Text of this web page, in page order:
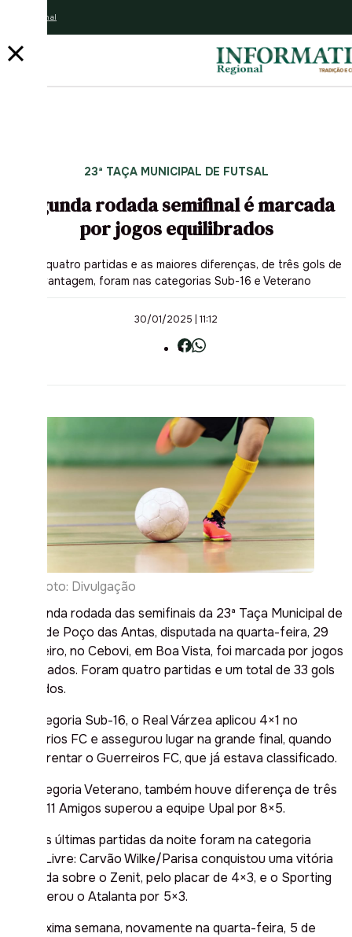
Assine o jornal
23ª TAÇA MUNICIPAL DE FUTSAL
Segunda rodada semifinal é marcada
por jogos equilibrados
Foram quatro partidas e as maiores diferenças, de três gols de
vantagem, foram nas categorias Sub-16 e Veterano
30/01/2025 | 11:12
Foto: Divulgação
A segunda rodada das semifinais da 23ª Taça Municipal de
Futsal de Poço das Antas, disputada na quarta-feira, 29
de janeiro, no Cebovi, em Boa Vista, foi marcada por jogos
equilibrados. Foram quatro partidas e um total de 33 gols
marcados.
Na categoria Sub-16, o Real Várzea aplicou 4×1 no
Milionários FC e assegurou lugar na grande final, quando
vai enfrentar o Guerreiros FC, que já estava classificado.
Na categoria Veterano, também houve diferença de três
gols: o 11 Amigos superou a equipe Upal por 8×5.
As duas últimas partidas da noite foram na categoria
Força Livre: Carvão Wilke/Parisa conquistou uma vitória
apertada sobre o Zenit, pelo placar de 4×3, e o Sporting
FC superou o Atalanta por 5×3.
Na próxima semana, novamente na quarta-feira, 5 de